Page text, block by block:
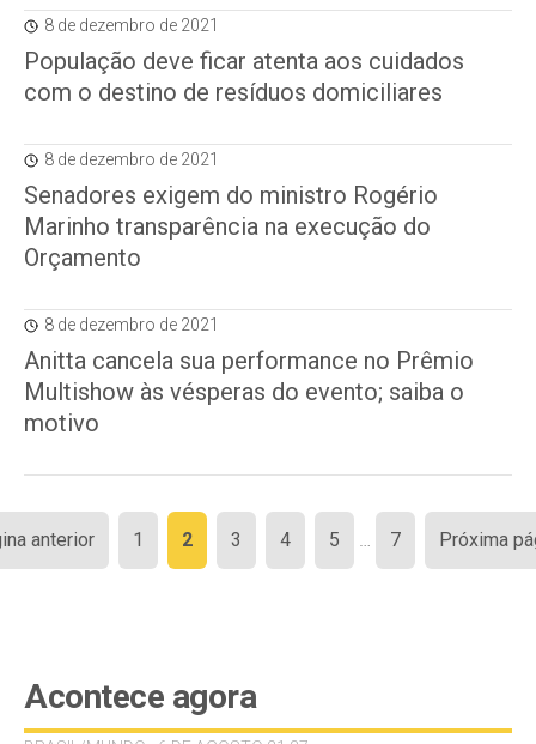
8 de dezembro de 2021
População deve ficar atenta aos cuidados
com o destino de resíduos domiciliares
8 de dezembro de 2021
Senadores exigem do ministro Rogério
Marinho transparência na execução do
Orçamento
8 de dezembro de 2021
Anitta cancela sua performance no Prêmio
Multishow às vésperas do evento; saiba o
motivo
Paginação
de
anterior 1 2 3 4 5 … 7 Próxima
Acontece agora